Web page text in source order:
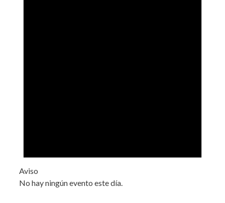
Aviso
No hay ningún evento este día.